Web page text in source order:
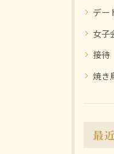
デー
女子
接待
焼き
最